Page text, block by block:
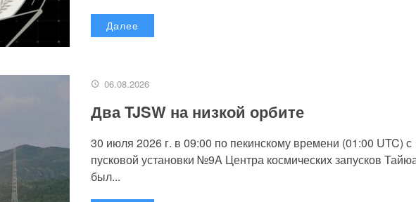
Далее
06.08.2026
Два TJSW на низкой орбите
30 июля 2026 г. в 09:00 по пекинскому времени (01:00 UTC) с
пусковой установки №9A Центра космических запусков
был...